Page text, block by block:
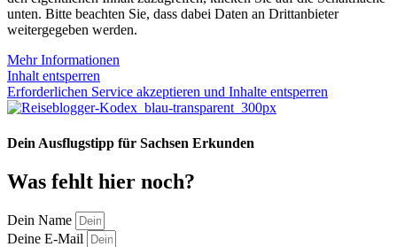
unten. Bitte beachten Sie, dass dabei Daten an Drittanbieter
weitergegeben werden.
Mehr Informationen
Inhalt entsperren
Erforderlichen Service akzeptieren und Inhalte entsperren
Dein Ausflugstipp für Sachsen Erkunden
Was fehlt hier noch?
Dein Name
Deine E-Mail